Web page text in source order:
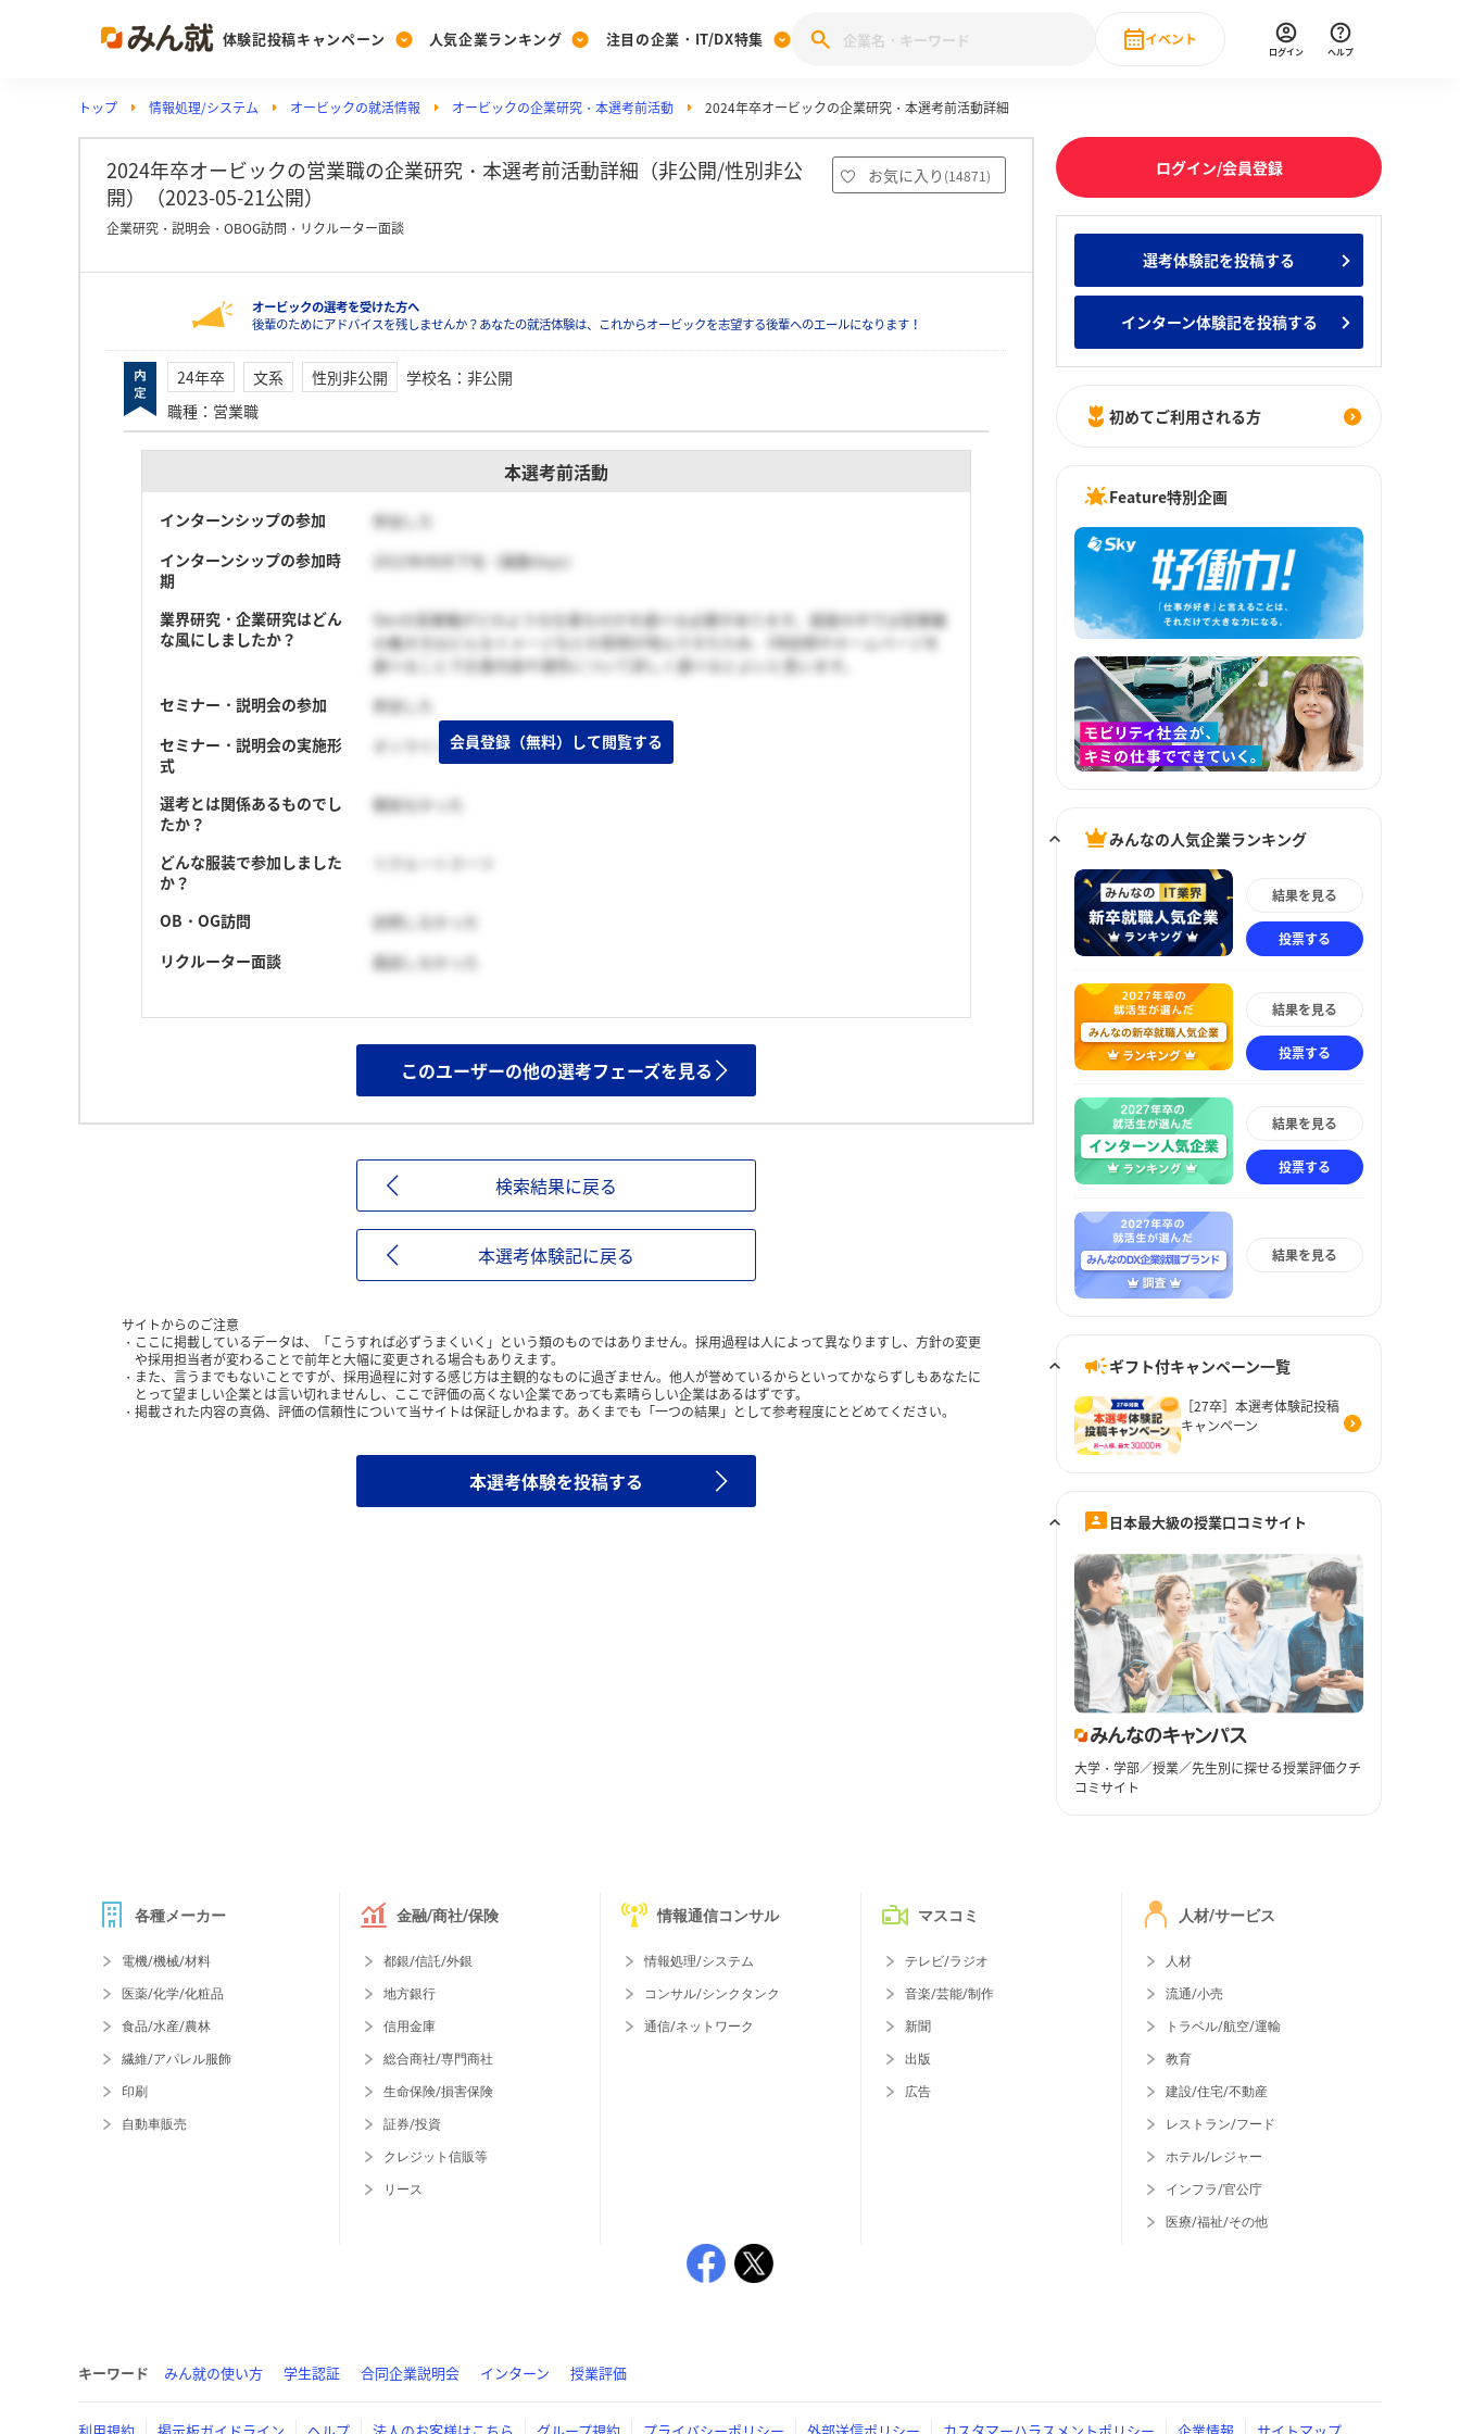
体験記投稿キャンペーン
Post
投稿する
[27卒] 本選考体験記投稿キャンペーン
人気企業ランキング
Ranking
ランキングを見る
みんなのDX企業就職ブランド調査
Vote みんなの新卒就職人気企業ランキング みんなのインターン人気企業ランキ
注目の企業・IT/DX特集
PickUp
注目の企業特集
28卒 IT・DX現場社員インタビュー
動画で知ろう！業界・企業研究
イベント
直近のイベント一覧
ログイン ヘルプ
トップ 情報処理/システム オービックの就活情報 オービックの企業研究・本選考前活動 2024年卒オービックの企業研究・本選考前活動詳細
2024年卒オービックの営業職の企業研究・本選考前活動詳細（非公開/性別非公
開）（2023-05-21公開）
お気に入り (14871)
企業研究・説明会・OBOG訪問・リクルーター面談
オービックの選考を受けた方へ
後輩のためにアドバイスを残しませんか？あなたの就活体験は、これからオービックを志望する後輩へのエールになります！
24年卒 文系 性別非公開 学校名 ： 非公開
職種 ： 営業職
本選考前活動
インターンシップの参加
参加した
インターンシップの参加時
期
2022年08月下旬（複数days）
業界研究・企業研究はどん
な風にしましたか？
SIerの営業職がどのような仕事なのかを調べる必要があります。面接の中では営業職
の働き方はどんなイメージなどの質問が飛んできたため、OB訪問やホームページを
調べることで仕事内容や適性について詳しく調べるとよいと思います。
セミナー・説明会の参加
参加した
セミナー・説明会の実施形
式
オンライン（顔出しあり）
選考とは関係あるものでし
たか？
関係なかった
どんな服装で参加しました
か？
リクルートスーツ
OB・OG訪問
訪問しなかった
リクルーター面談
面談しなかった
会員登録（無料）して閲覧する
このユーザーの他の選考フェーズを見る
検索結果に戻る
本選考体験記に戻る
サイトからのご注意
ここに掲載しているデータは、「こうすれば必ずうまくいく」という類のものではありません。採用過程は人によって異なりますし、方針の変更
や採用担当者が変わることで前年と大幅に変更される場合もありえます。
また、言うまでもないことですが、採用過程に対する感じ方は主観的なものに過ぎません。他人が誉めているからといってかならずしもあなたに
とって望ましい企業とは言い切れませんし、ここで評価の高くない企業であっても素晴らしい企業はあるはずです。
掲載された内容の真偽、評価の信頼性について当サイトは保証しかねます。あくまでも「一つの結果」として参考程度にとどめてください。
本選考体験を投稿する
ログイン/会員登録
選考体験記を投稿する
インターン体験記を投稿する
初めてご利用される方
Feature特別企画
みんなの人気企業ランキング
結果を見る
投票する
結果を見る
投票する
結果を見る
投票する
結果を見る
ギフト付キャンペーン一覧
［27卒］本選考体験記投稿
キャンペーン
日本最大級の授業口コミサイト
大学・学部／授業／先生別に探せる授業評価クチ
コミサイト
各種メーカー
電機/機械/材料
医薬/化学/化粧品
食品/水産/農林
繊維/アパレル服飾
印刷
自動車販売
金融/商社/保険
都銀/信託/外銀
地方銀行
信用金庫
総合商社/専門商社
生命保険/損害保険
証券/投資
クレジット信販等
リース
情報通信コンサル
情報処理/システム
コンサル/シンクタンク
通信/ネットワーク
マスコミ
テレビ/ラジオ
音楽/芸能/制作
新聞
出版
広告
人材/サービス
人材
流通/小売
トラベル/航空/運輸
教育
建設/住宅/不動産
レストラン/フード
ホテル/レジャー
インフラ/官公庁
医療/福祉/その他
キーワード みん就の使い方 学生認証 合同企業説明会 インターン 授業評価